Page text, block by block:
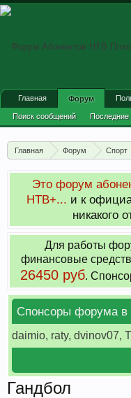
Главная Форум Спорт
Это форум
НТВ+... и к
никакого
Для работы
финансовые
26450 руб.
Спонсоры форума
daimio, raty, dvinov07,
Гандбол
Главная Форум
Поиск сообщений